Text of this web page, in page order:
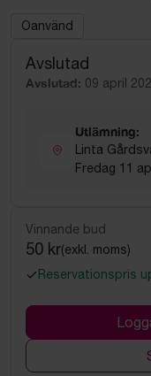
Oanvänd
Avslutad
Avslutad: 09 april
Utlämning:
Linta
Fredag 11
Vinnande bud
50 kr(exkl. moms)
Reservationspris